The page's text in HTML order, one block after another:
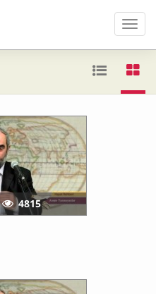
Menü
4815